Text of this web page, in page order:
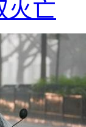
灭亡